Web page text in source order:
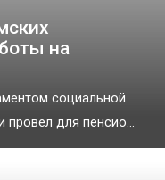
на
социальной
провел для пенсио...